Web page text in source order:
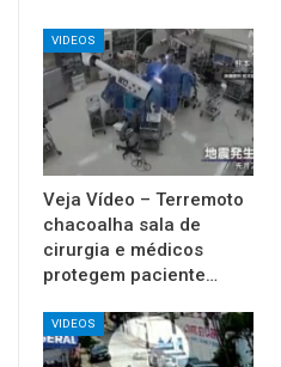
VIDEOS
Veja Vídeo – Terremoto
chacoalha sala de
cirurgia e médicos
protegem paciente…
VIDEOS